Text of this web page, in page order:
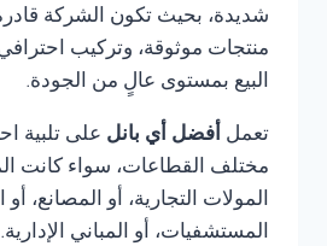
شديدة، بحيث تكون الشركة
منتجات موثوقة، وتركيب
البيع بمستوى عالٍ من الجودة.
تعمل أفضل أي بانل على تلبية
مختلف القطاعات، سواء كانت
المولات التجارية، أو المصانع،
المستشفيات، أو المباني